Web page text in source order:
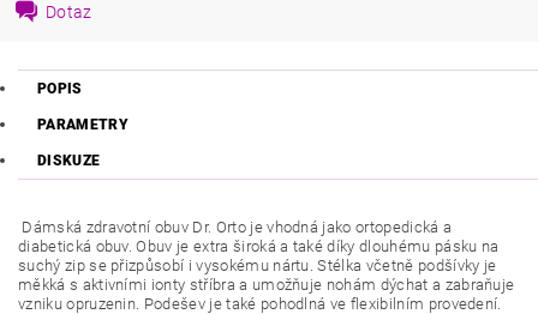
Dotaz
POPIS
PARAMETRY
DISKUZE
Dámská zdravotní obuv Dr. Orto je vhodná jako ortopedická a
diabetická obuv. Obuv je extra široká a také díky dlouhému pásku na
suchý zip se přizpůsobí i vysokému nártu. Stélka včetně podšívky je
měkká s aktivními ionty stříbra a umožňuje nohám dýchat a zabraňuje
vzniku opruzenin. Podešev je také pohodlná ve flexibilním provedení.